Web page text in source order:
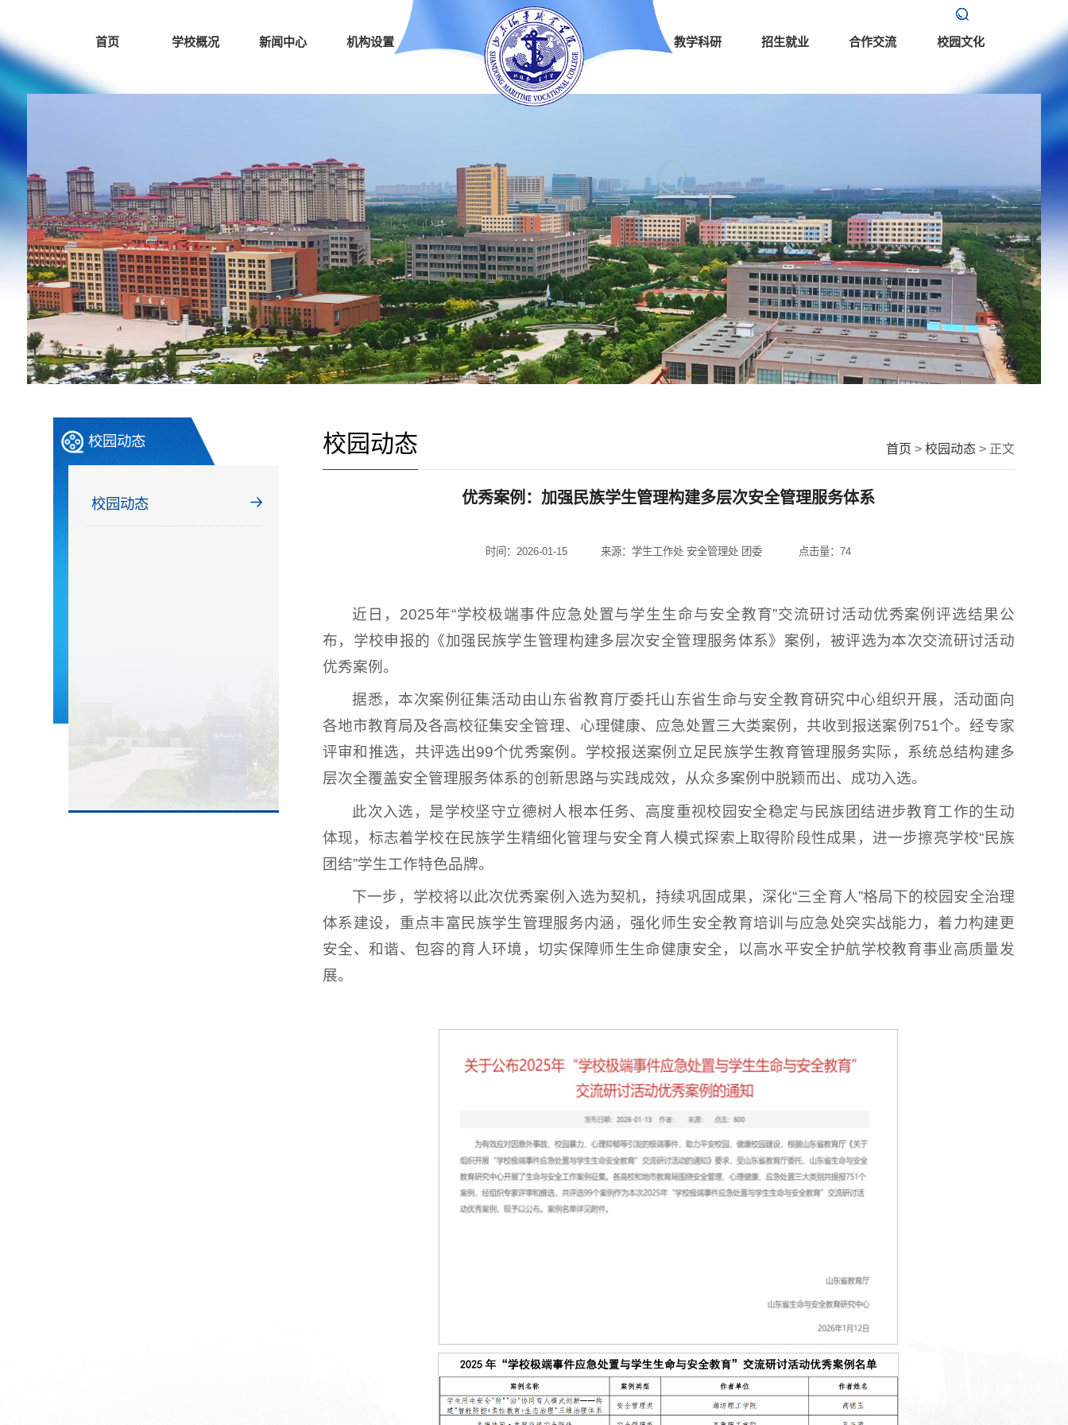
首页 学校概况 新闻中心 机构设置 教学科研 招生就业 合作交流 校园文化
校园动态
校园动态
首页 > 校园动态> 正文
校园动态
优秀案例：加强民族学生管理构建多层次安全管理服务体系
时间：2026-01-15 来源：学生工作处 安全管理处 团委 点击量：74
近日，2025年“学校极端事件应急处置与学生生命与安全教育”交流研讨活动优秀案例评选结果公
布，学校申报的《加强民族学生管理构建多层次安全管理服务体系》案例，被评选为本次交流研讨活动
优秀案例。
据悉，本次案例征集活动由山东省教育厅委托山东省生命与安全教育研究中心组织开展，活动面向
各地市教育局及各高校征集安全管理、心理健康、应急处置三大类案例，共收到报送案例751个。经专家
评审和推选，共评选出99个优秀案例。学校报送案例立足民族学生教育管理服务实际，系统总结构建多
层次全覆盖安全管理服务体系的创新思路与实践成效，从众多案例中脱颖而出、成功入选。
此次入选，是学校坚守立德树人根本任务、高度重视校园安全稳定与民族团结进步教育工作的生动
体现，标志着学校在民族学生精细化管理与安全育人模式探索上取得阶段性成果，进一步擦亮学校“民族
团结”学生工作特色品牌。
下一步，学校将以此次优秀案例入选为契机，持续巩固成果，深化“三全育人”格局下的校园安全治理
体系建设，重点丰富民族学生管理服务内涵，强化师生安全教育培训与应急处突实战能力，着力构建更
安全、和谐、包容的育人环境，切实保障师生生命健康安全，以高水平安全护航学校教育事业高质量发
展。